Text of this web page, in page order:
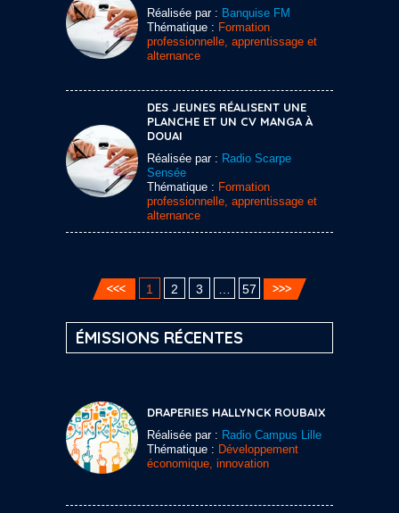
Réalisée par : Banquise FM
Thématique : Formation
professionnelle, apprentissage et
alternance
DES JEUNES RÉALISENT UNE
PLANCHE ET UN CV MANGA À
DOUAI
Réalisée par : Radio Scarpe
Sensée
Thématique : Formation
professionnelle, apprentissage et
alternance
1 2 3 57
ÉMISSIONS RÉCENTES
DRAPERIES HALLYNCK ROUBAIX
Réalisée par : Radio Campus Lille
Thématique : Développement
économique, innovation